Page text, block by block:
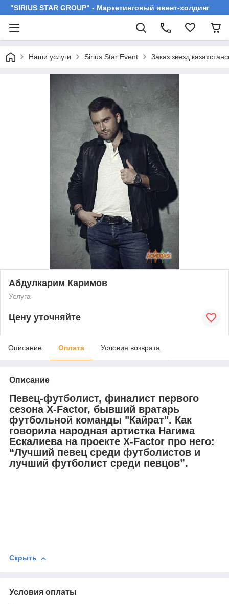
"SIRIUS STAR GROUP" - Маркетинговый ивент-холдинг
Наши услуги Sirius Star Event Заказ звезд
Абдулкарим Каримов
Услуга
Цену уточняйте
Описание Оплата Условия возврата
Описание
Певец-футболист, финалист первого
сезона Х-Factor, бывший вратарь
футбольной команды "Кайрат". Как
говорила народная артистка Нагима
Ескалиева на проекте Х-Factor про него:
“Лучший певец среди футболистов и
лучший футболист среди певцов”.
Скрыть
Условия оплаты